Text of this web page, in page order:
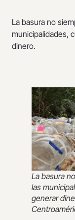
La basura no
municipalidades,
dinero.
La basura
las
generar